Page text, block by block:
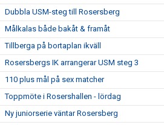
Dubbla USM-steg till Rosersberg
Målkalas både bakåt & framåt
Tillberga på bortaplan ikväll
Rosersbergs IK arrangerar USM steg 3
110 plus mål på sex matcher
Toppmöte i Rosershallen - lördag
Ny juniorserie väntar Rosersberg